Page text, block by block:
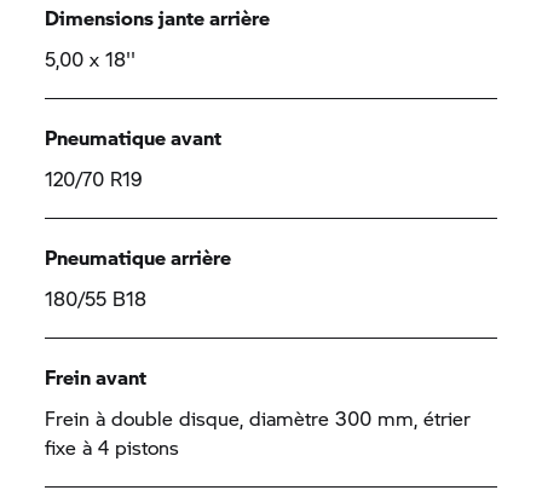
Dimensions jante arrière
5,00 x 18''
Pneumatique avant
120/70 R19
Pneumatique arrière
180/55 B18
Frein avant
Frein à double disque, diamètre 300 mm, étrier
fixe à 4 pistons